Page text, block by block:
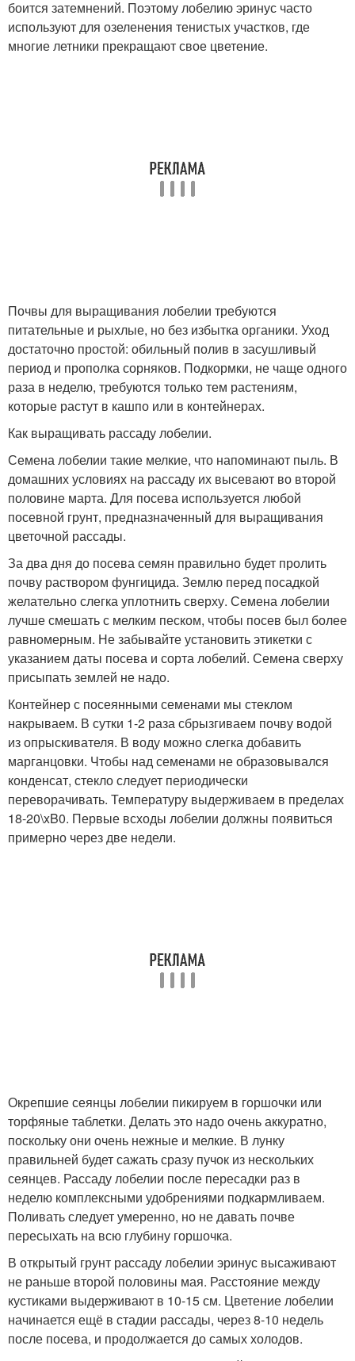
боится затемнений. Поэтому лобелию эринус часто
используют для озеленения тенистых участков, где
многие летники прекращают свое цветение.
Почвы для выращивания лобелии требуются
питательные и рыхлые, но без избытка органики. Уход
достаточно простой: обильный полив в засушливый
период и прополка сорняков. Подкормки, не чаще одного
раза в неделю, требуются только тем растениям,
которые растут в кашпо или в контейнерах.
Как выращивать рассаду лобелии.
Семена лобелии такие мелкие, что напоминают пыль. В
домашних условиях на рассаду их высевают во второй
половине марта. Для посева используется любой
посевной грунт, предназначенный для выращивания
цветочной рассады.
За два дня до посева семян правильно будет пролить
почву раствором фунгицида. Землю перед посадкой
желательно слегка уплотнить сверху. Семена лобелии
лучше смешать с мелким песком, чтобы посев был более
равномерным. Не забывайте установить этикетки с
указанием даты посева и сорта лобелий. Семена сверху
присыпать землей не надо.
Контейнер с посеянными семенами мы стеклом
накрываем. В сутки 1-2 раза сбрызгиваем почву водой
из опрыскивателя. В воду можно слегка добавить
марганцовки. Чтобы над семенами не образовывался
конденсат, стекло следует периодически
переворачивать. Температуру выдерживаем в пределах
18-20\xB0. Первые всходы лобелии должны появиться
примерно через две недели.
Окрепшие сеянцы лобелии пикируем в горшочки или
торфяные таблетки. Делать это надо очень аккуратно,
поскольку они очень нежные и мелкие. В лунку
правильней будет сажать сразу пучок из нескольких
сеянцев. Рассаду лобелии после пересадки раз в
неделю комплексными удобрениями подкармливаем.
Поливать следует умеренно, но не давать почве
пересыхать на всю глубину горшочка.
В открытый грунт рассаду лобелии эринус высаживают
не раньше второй половины мая. Расстояние между
кустиками выдерживают в 10-15 см. Цветение лобелии
начинается ещё в стадии рассады, через 8-10 недель
после посева, и продолжается до самых холодов.